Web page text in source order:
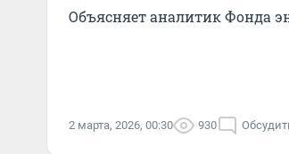
Объясняет аналитик Фонда
2 марта, 2026, 00:30 930